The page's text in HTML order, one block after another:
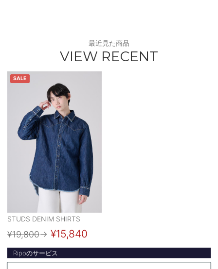
最近見た商品
VIEW RECENT
SALE
STUDS DENIM SHIRTS
¥19,800→ ¥15,840
Ripoのサービス